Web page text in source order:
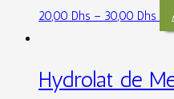
20,00 Dhs – 30,00 Dhs
Hydrolat de